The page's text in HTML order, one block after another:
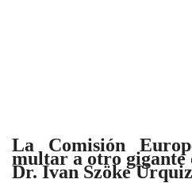
La Comisión
multar a otro gigante
Dr. Ivan Szöke